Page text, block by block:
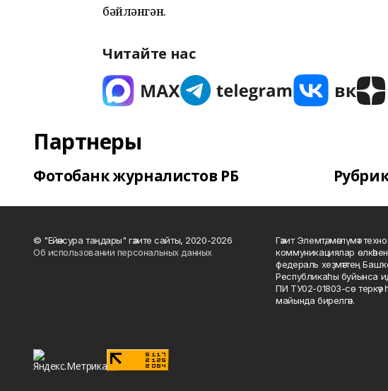
бәйләнгән.
Читайте нас
Партнеры
Фотобанк журналистов РБ
© "Ейәнсура таңдары" гәзите сайты, 2020-2026
Об использовании персональных данных
Гәзит Элемтә, мәғлүмәт
коммуникациялар
федераль хеҙмәттең
Республикаһы буйынса
ПИ ТУ02-01803-сө
майында бирелгән.